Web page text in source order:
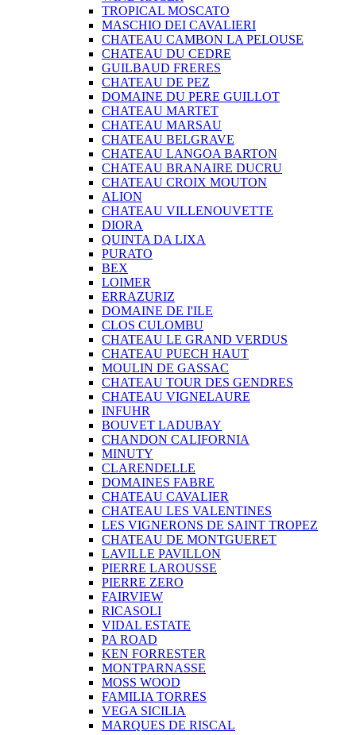
TROPICAL MOSCATO
MASCHIO DEI CAVALIERI
CHATEAU CAMBON LA PELOUSE
CHATEAU DU CEDRE
GUILBAUD FRERES
CHATEAU DE PEZ
DOMAINE DU PERE GUILLOT
CHATEAU MARTET
CHATEAU MARSAU
CHATEAU BELGRAVE
CHATEAU LANGOA BARTON
CHATEAU BRANAIRE DUCRU
CHATEAU CROIX MOUTON
ALION
CHATEAU VILLENOUVETTE
DIORA
QUINTA DA LIXA
PURATO
BEX
LOIMER
ERRAZURIZ
DOMAINE DE I'ILE
CLOS CULOMBU
CHATEAU LE GRAND VERDUS
CHATEAU PUECH HAUT
MOULIN DE GASSAC
CHATEAU TOUR DES GENDRES
CHATEAU VIGNELAURE
INFUHR
BOUVET LADUBAY
CHANDON CALIFORNIA
MINUTY
CLARENDELLE
DOMAINES FABRE
CHATEAU CAVALIER
CHATEAU LES VALENTINES
LES VIGNERONS DE SAINT TROPEZ
CHATEAU DE MONTGUERET
LAVILLE PAVILLON
PIERRE LAROUSSE
PIERRE ZERO
FAIRVIEW
RICASOLI
VIDAL ESTATE
PA ROAD
KEN FORRESTER
MONTPARNASSE
MOSS WOOD
FAMILIA TORRES
VEGA SICILIA
MARQUES DE RISCAL